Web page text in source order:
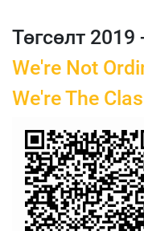
Төгсөлт 2019
We're Not
We're The